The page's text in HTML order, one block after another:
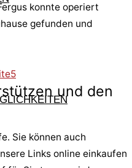
konnte operiert
gefunden und
5
und den
Sie können auch
Links online einkaufen